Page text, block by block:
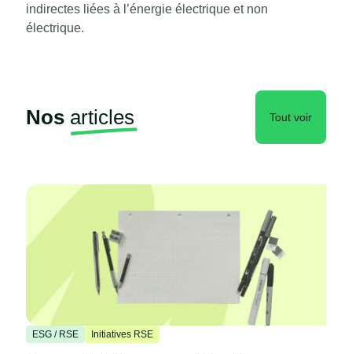
indirectes liées à l’énergie électrique et non
électrique.
Nos articles Tout voir
ESG / RSE Initiatives RSE